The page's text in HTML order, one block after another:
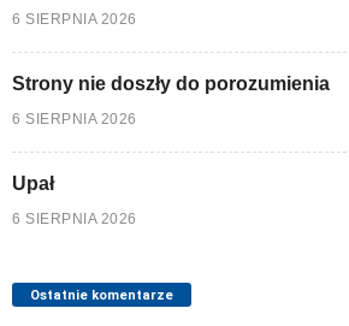
6 SIERPNIA 2026
Strony nie doszły do porozumienia
6 SIERPNIA 2026
Upał
6 SIERPNIA 2026
Ostatnie komentarze